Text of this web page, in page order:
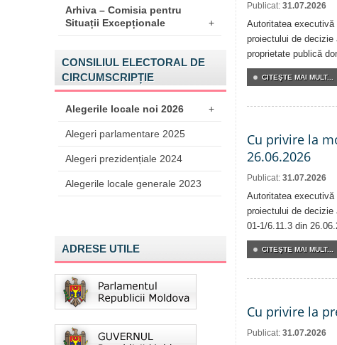
Arhiva – Comisia pentru
Situații Excepționale
+
CONSILIUL ELECTORAL DE
CIRCUMSCRIPȚIE
Alegerile locale noi 2026 +
Alegeri parlamentare 2025
Alegeri prezidențiale 2024
Alegerile locale generale 2023
ADRESE UTILE
Publicat: 31.07.2026
Autoritatea
proiectului de decizie
proprietate publică
CITEŞTE MAI MULT...
Cu privire la
26.06.2026
Publicat: 31.07.2026
Autoritatea
proiectului de decizie
01-1/6.11.3 din
CITEŞTE MAI MULT...
Cu privire la
Publicat: 31.07.2026